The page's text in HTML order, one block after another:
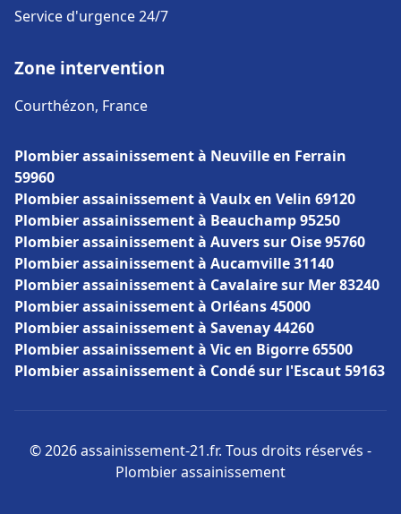
Service d'urgence 24/7
Zone intervention
Courthézon, France
Plombier assainissement à Neuville en Ferrain
59960
Plombier assainissement à Vaulx en Velin 69120
Plombier assainissement à Beauchamp 95250
Plombier assainissement à Auvers sur Oise 95760
Plombier assainissement à Aucamville 31140
Plombier assainissement à Cavalaire sur Mer 83240
Plombier assainissement à Orléans 45000
Plombier assainissement à Savenay 44260
Plombier assainissement à Vic en Bigorre 65500
Plombier assainissement à Condé sur l'Escaut 59163
© 2026 assainissement-21.fr. Tous droits réservés -
Plombier assainissement